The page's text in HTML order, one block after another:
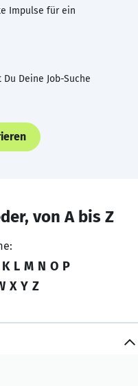
Impulse für ein
Deine Job-Suche
von A bis Z
K L M N O P
X Y Z